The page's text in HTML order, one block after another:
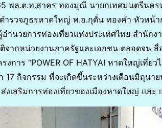
พล.ต.ท.สาคร ทองมุณี นายกเทศมนตรีนค
ำรวจภูธรหาดใหญ่ พ.อ.กุดั่น ทองคำ หัวหน้
ำนวยการท่องเที่ยวแห่งประเทศไทย สำนัก
จากหน่วยงานภาครัฐและเอกชน ตลอดจน สื่
งการ “POWER OF HATYAI หาดใหญ่เที่ย
17 กิจกรรม ที่จะเกิดขึ้นระหว่างเดือนมิถุนา
งเสริมการท่องเที่ยวของเมืองหาดใหญ่ และ